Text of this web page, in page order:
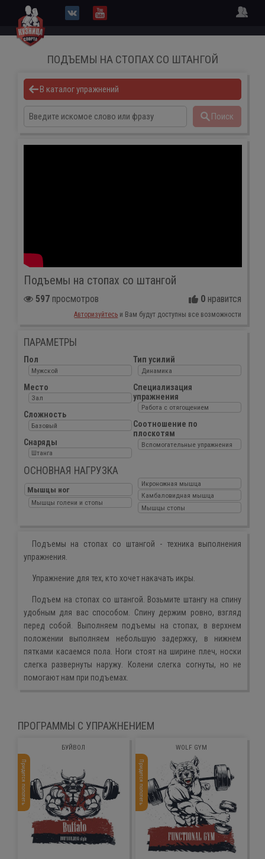
ПОДЪЕМЫ НА СТОПАХ СО ШТАНГОЙ
В каталог упражнений
Поиск
Подъемы на стопах со штангой
597просмотров 0нравится
Авторизуйтесь и Вам будут доступны все возможности
ПАРАМЕТРЫ
Пол
Мужской
Место
Зал
Сложность
Базовый
Снаряды
Штанга
Тип усилий
Динамика
Специализация
упражнения
Работа с отягощением
Соотношение по
плоскотям
Вспомогательные упражнения
ОСНОВНАЯ НАГРУЗКА
Мышцы ног
Мышцы голени и стопы
Икроножная мышца
Камбаловидная мышца
Мышцы стопы
Подъемы на стопах со штангой - техника выполнения
упражнения.
Упражнение для тех, кто хочет накачать икры.
Подъем на стопах со штангой. Возьмите штангу на спину
удобным для вас способом. Спину держим ровно, взгляд
перед собой. Выполняем подъемы на стопах, в верхнем
положении выполняем небольшую задержку, в нижнем
пятками касаемся пола. Ноги стоят на ширине плеч, носки
слегка развернуты наружу. Колени слегка согнуты, но не
помогают нам при подъемах.
ПРОГРАММЫ С УПРАЖНЕНИЕМ
БУЙВОЛ
Придется попотеть
WOLF GYM
Придется попотеть